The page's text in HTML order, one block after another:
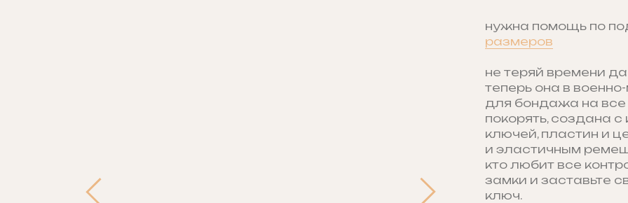
нужна помощь по
размеров
не теряй времени
теперь она в
для бондажа на все
покорять, создана
ключей, пластин и
и эластичным
кто любит все
замки и заставьте
ключ.